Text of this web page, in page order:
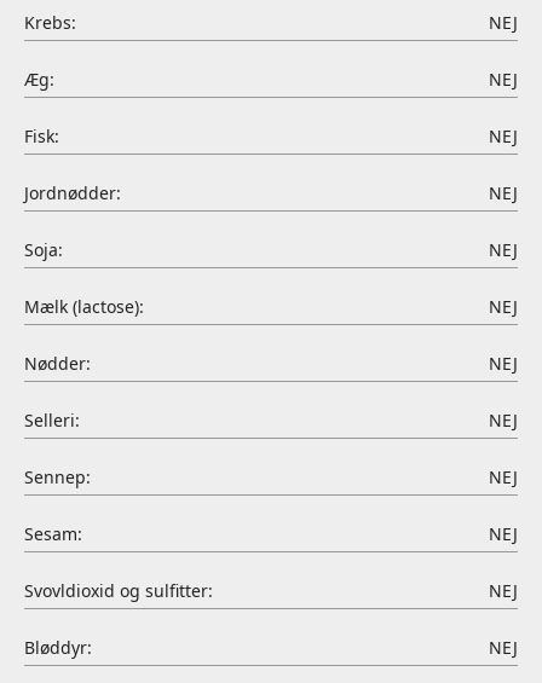
Krebs: NEJ
Æg: NEJ
Fisk: NEJ
Jordnødder: NEJ
Soja: NEJ
Mælk (lactose): NEJ
Nødder: NEJ
Selleri: NEJ
Sennep: NEJ
Sesam: NEJ
Svovldioxid og sulfitter: NEJ
Bløddyr: NEJ